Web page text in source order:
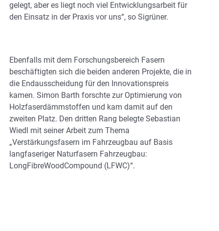
gelegt, aber es liegt noch viel Entwicklungsarbeit für
den Einsatz in der Praxis vor uns“, so Sigrüner.
Ebenfalls mit dem Forschungsbereich Fasern
beschäftigten sich die beiden anderen Projekte, die in
die Endausscheidung für den Innovationspreis
kamen. Simon Barth forschte zur Optimierung von
Holzfaserdämmstoffen und kam damit auf den
zweiten Platz. Den dritten Rang belegte Sebastian
Wiedl mit seiner Arbeit zum Thema
„Verstärkungsfasern im Fahrzeugbau auf Basis
langfaseriger Naturfasern Fahrzeugbau:
LongFibreWoodCompound (LFWC)“.